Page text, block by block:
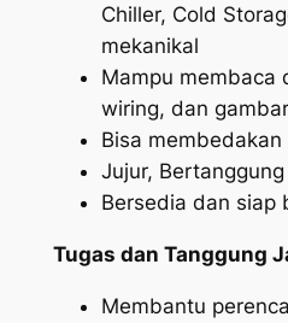
Chiller, Cold
mekanikal
Mampu membaca
wiring, dan
Bisa membedakan
Jujur,
Bersedia dan siap
Tugas dan Tanggung
Membantu